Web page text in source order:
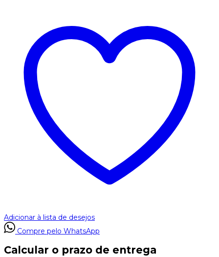
Adicionar à lista de desejos
Compre pelo WhatsApp
Calcular o prazo de entrega